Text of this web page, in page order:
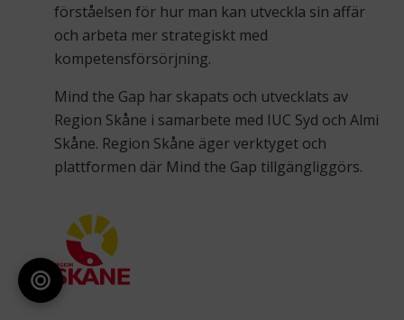
förståelsen för hur man kan utveckla sin affär
och arbeta mer strategiskt med
kompetensförsörjning.
Mind the Gap har skapats och utvecklats av
Region Skåne i samarbete med IUC Syd och Almi
Skåne. Region Skåne äger verktyget och
plattformen där Mind the Gap tillgängliggörs.